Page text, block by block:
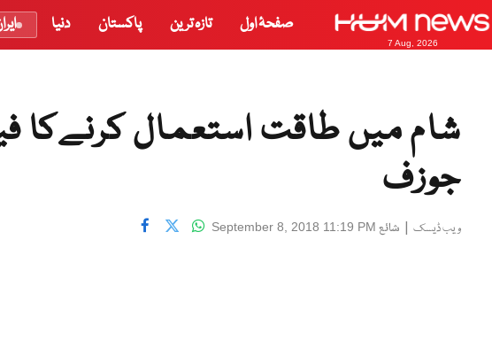
7 Aug, 2026
صفحۂ اول تازہ ترین پاکستان دنیا
شام میں طاقت استعمال کرنےکا
جوزف
ویب ڈیسک | شائع September 8, 2018 11:19 PM